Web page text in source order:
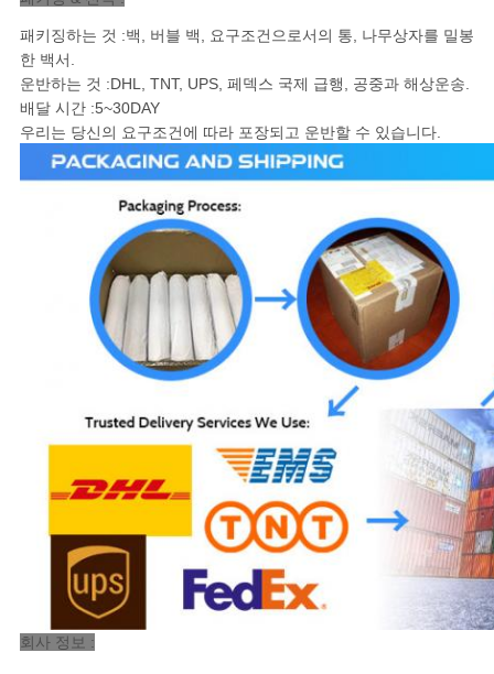
패키징하는 것 :백, 버블 백, 요구조건으로서의 통, 나무상자를 밀봉
한 백서.
운반하는 것 :DHL, TNT, UPS, 페덱스 국제 급행, 공중과 해상운송.
배달 시간 :5~30DAY
우리는 당신의 요구조건에 따라 포장되고 운반할 수 있습니다.
회사 정보 :